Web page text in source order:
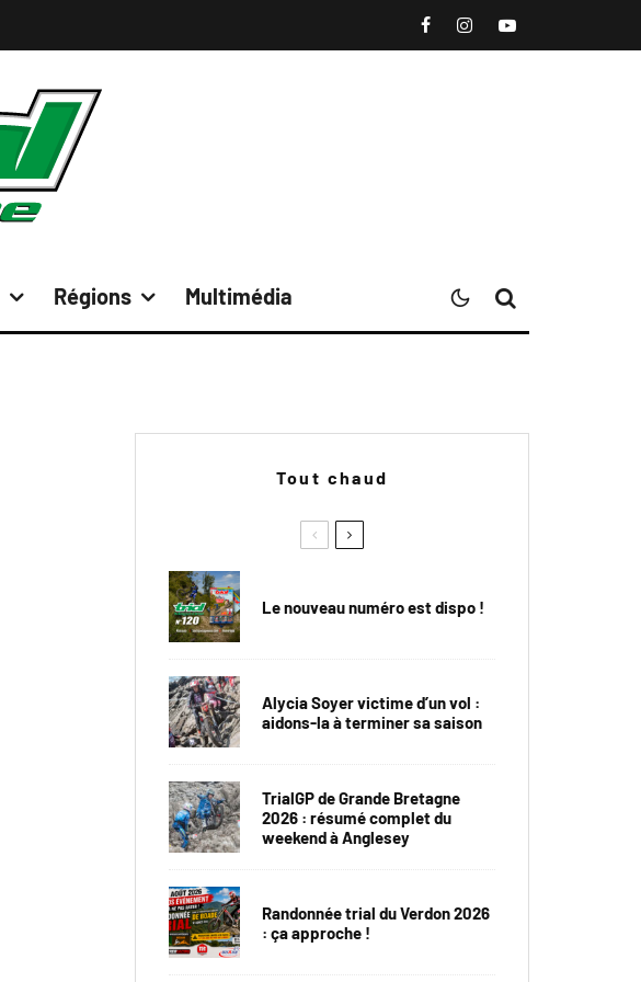
Régions Multimédia
Tout chaud
Le nouveau numéro est dispo !
Alycia Soyer victime d’un vol :
aidons-la à terminer sa saison
TrialGP de Grande Bretagne
2026 : résumé complet du
weekend à Anglesey
Randonnée trial du Verdon 2026
: ça approche !